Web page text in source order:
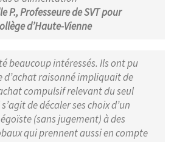
P., Professeure de SVT pour
d’Haute-Vienne
beaucoup intéressés. Ils ont pu
d’achat raisonné impliquait de
compulsif relevant du seul
de décaler ses choix d’un
(sans jugement) à des
qui prennent aussi en compte